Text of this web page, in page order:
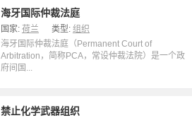
海牙国际仲裁法庭
国家: 荷兰 类型: 组织
海牙国际仲裁法庭（Permanent Court of
Arbitration，简称PCA，常设仲裁法院）是一个政
府间国...
禁止化学武器组织